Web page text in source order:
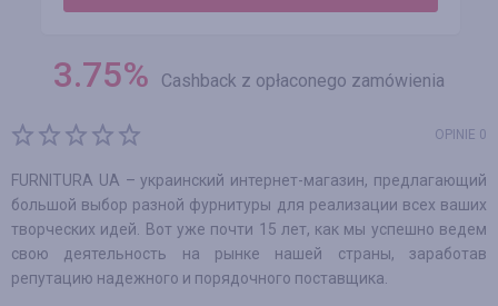
3.75% Cashback z opłaconego zamówienia
OPINIE 0
FURNITURA UA – украинский интернет-магазин, предлагающий
большой выбор разной фурнитуры для реализации всех ваших
творческих идей. Вот уже почти 15 лет, как мы успешно ведем
свою деятельность на рынке нашей страны, заработав
репутацию надежного и порядочного поставщика.